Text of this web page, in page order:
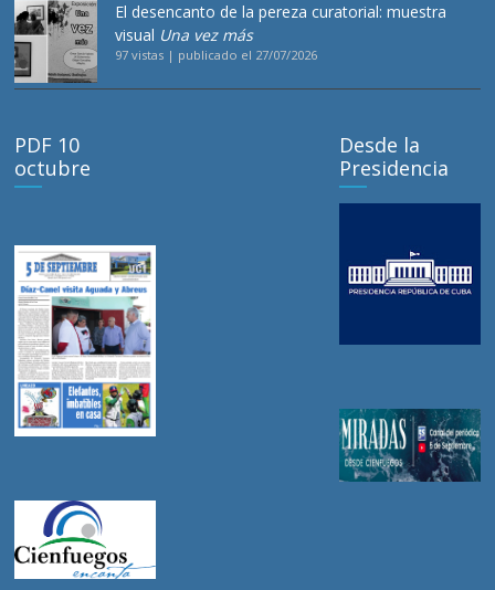
El desencanto de la pereza curatorial: muestra
visual Una vez más
97 vistas | publicado el 27/07/2026
PDF 10
octubre
Desde la
Presidencia